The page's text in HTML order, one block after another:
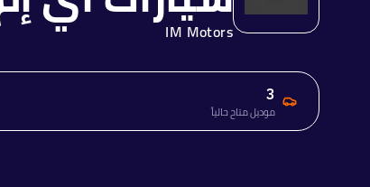
IM Motors
3
موديل متاح حالياً